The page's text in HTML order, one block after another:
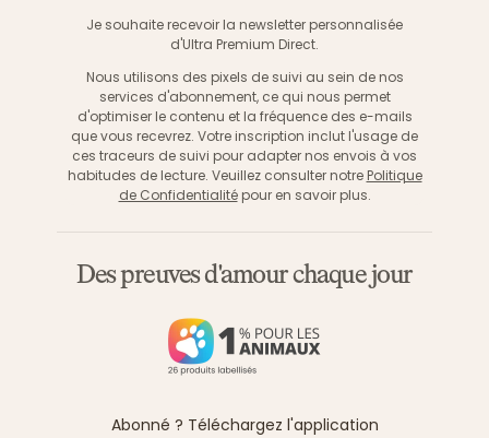
Je souhaite recevoir la newsletter personnalisée
d'Ultra Premium Direct.
Nous utilisons des pixels de suivi au sein de nos
services d'abonnement, ce qui nous permet
d'optimiser le contenu et la fréquence des e-mails
que vous recevrez. Votre inscription inclut l'usage de
ces traceurs de suivi pour adapter nos envois à vos
habitudes de lecture. Veuillez consulter notre Politique
de Confidentialitépour en savoir plus.
Des preuves d'amour chaque jour
Abonné ? Téléchargez l'application